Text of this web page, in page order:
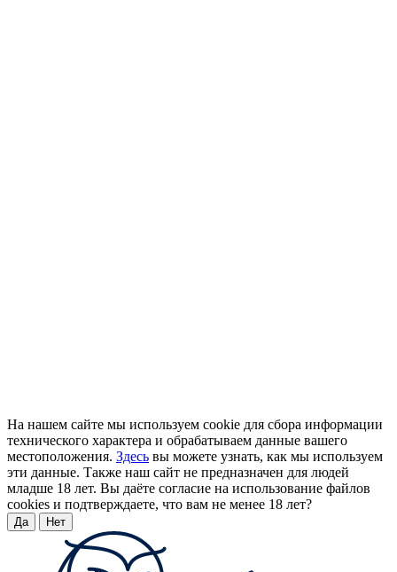
На нашем сайте мы используем cookie для сбора информации
технического характера и обрабатываем данные вашего
местоположения. Здесь вы можете узнать, как мы используем
эти данные. Также наш сайт не предназначен для людей
младше 18 лет. Вы даёте согласие на использование файлов
cookies и подтверждаете, что вам не менее 18 лет?
Да Нет